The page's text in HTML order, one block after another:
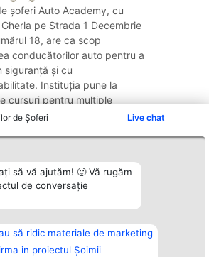
de Șoferi Live chat
să vă ajutăm! 🙂 Vă rugăm
de conversație
să ridic materiale de marketing
in proiectul Șoimii
șoferi Auto Academy, cu
pe Strada 1 Decembrie
18, are ca scop
conducătorilor auto pentru a
siguranță și cu
Instituția pune la
cursuri pentru multiple
...
Plebiscyt
Lista Tuturor
Laureaților
Reguli
Politica de